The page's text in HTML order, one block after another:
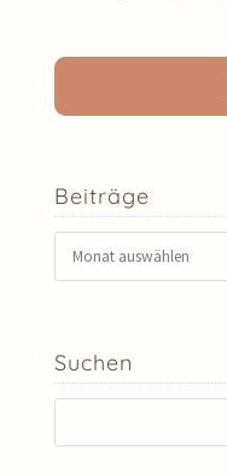
Beiträge
Beiträge
Suchen